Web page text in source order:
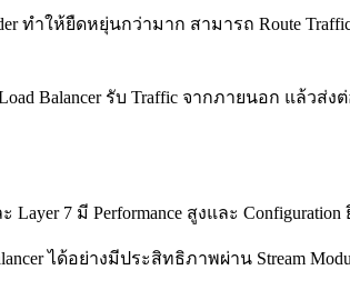
ทำให้ยืดหยุ่นกว่ามาก สามารถ Route
Balancer รับ Traffic จากภายนอก แล้วส่ง
7 มี Performance สูงและ
ได้อย่างมีประสิทธิภาพผ่าน Stream